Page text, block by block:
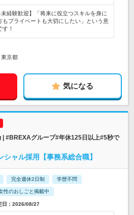
未経験歓迎】「将来に役立つスキルを身に
もプライベートも大切にしたい」という意
！
京都
気になる
#BREXAグループ#年休125日以上#5秒で
ャル採用【事務系総合職】
完全週休2日制 学歴不問
性のおしごと掲載中
日：2026/08/27